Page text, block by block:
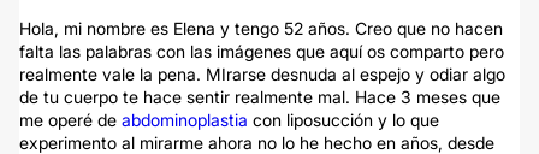
Hola, mi nombre es Elena y tengo 52 años. Creo que no hacen
falta las palabras con las imágenes que aquí os comparto pero
realmente vale la pena. MIrarse desnuda al espejo y odiar algo
de tu cuerpo te hace sentir realmente mal. Hace 3 meses que
me operé de abdominoplastia con liposucción y lo que
experimento al mirarme ahora no lo he hecho en años, desde